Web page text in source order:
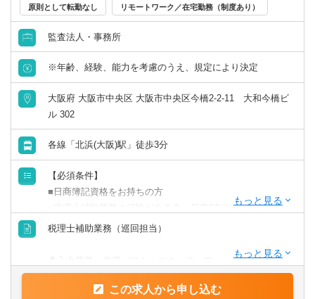
原則として転勤なし リモートワーク／在宅勤務（制度あり）
監査法人・事務所
※年齢、経験、能力を考慮のうえ、規定により決定
大阪府 大阪市中央区 大阪市中央区今橋2-2-11 大和今橋ビ
ル 302
各線「北浜(大阪)駅」徒歩3分
【必須条件】
■日商簿記資格をお持ちの方
■税理士補助業務の経験がある方（目安2年以上）※2年未満
の経験や内勤業務の経験の方もご相談ください。
【歓迎条件】
■税理士科目合格
■顧問先主担当としての実務経験をお持ちの方
税理士補助業務（巡回担当）
◆入力業務（使用ソフト：マネーフォワードクラウド）
◆決算書作成・申告書作成業務
◆クライアント月次監査・税務監査
この求人から申し込む